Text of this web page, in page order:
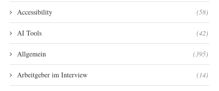
Accessibility (58)
AI Tools (42)
Allgemein (395)
Arbeitgeber im Interview (14)